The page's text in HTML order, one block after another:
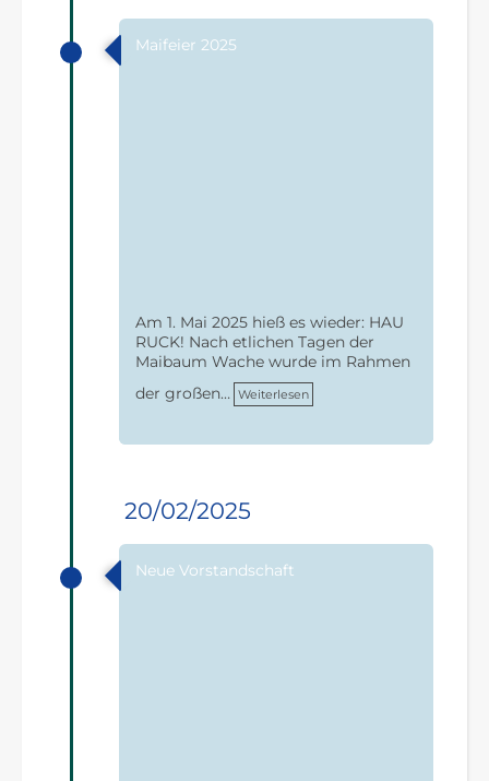
Maifeier 2025
Am 1. Mai 2025 hieß es wieder: HAU
RUCK! Nach etlichen Tagen der
Maibaum Wache wurde im Rahmen
der großen… Weiterlesen
20/02/2025
Neue Vorstandschaft